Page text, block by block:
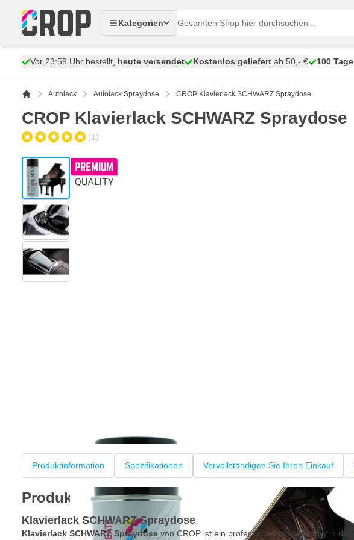
Kategorien
Vor 23:59 Uhr bestellt, heute versendet Kostenlos geliefert ab 50,- € 100 Tage
Autolack Autolack Spraydose CROP Klavierlack SCHWARZ Spraydose
CROP Klavierlack SCHWARZ Spraydose
(1)
View larger image
View larger image
View larger image
Produktinformation Spezifikationen Vervollständigen Sie Ihren Einkauf
Produktinformation
Klavierlack SCHWARZ Spraydose
Klavierlack SCHWARZ Spraydose von CROP ist ein professionelles Lackspray in der